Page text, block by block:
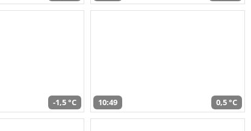
-1,5 °C 10:49 0,5 °C